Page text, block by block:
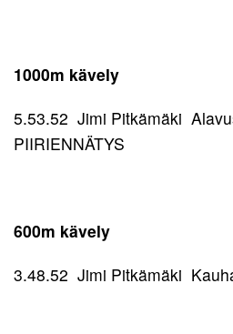
1000m kävely
5.53.52 Jimi Pitkämäki
PIIRIENNÄTYS
600m kävely
3.48.52 Jimi Pitkämäki